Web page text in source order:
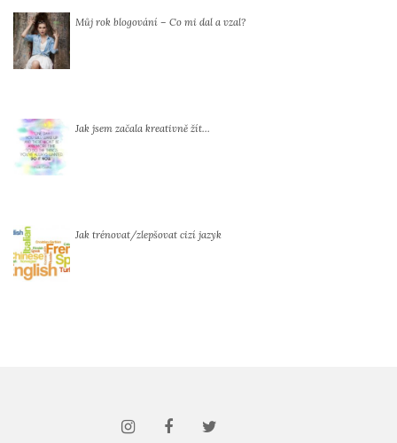
Můj rok blogování – Co mi dal a vzal?
Jak jsem začala kreativně žít…
Jak trénovat/zlepšovat cizí jazyk